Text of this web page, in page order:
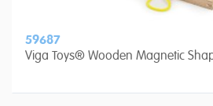
59687
Viga Toys® Wooden Magnetic